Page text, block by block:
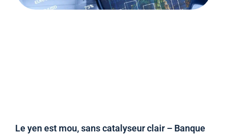
Le yen est mou, sans catalyseur clair – Banque